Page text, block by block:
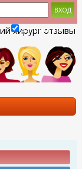
Запомнить?